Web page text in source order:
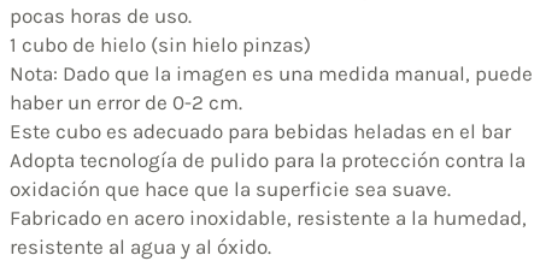
pocas horas de uso.
1 cubo de hielo (sin hielo pinzas)
Nota: Dado que la imagen es una medida manual, puede
haber un error de 0-2 cm.
Este cubo es adecuado para bebidas heladas en el bar
Adopta tecnología de pulido para la protección contra la
oxidación que hace que la superficie sea suave.
Fabricado en acero inoxidable, resistente a la humedad,
resistente al agua y al óxido.